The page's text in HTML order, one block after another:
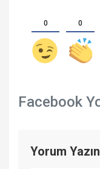
0 0
Facebook
Yorum Yazın